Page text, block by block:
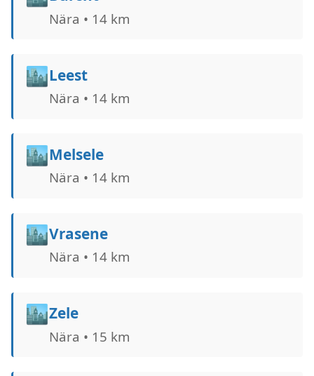
Nära • 14 km
🏙️Leest
Nära • 14 km
🏙️Melsele
Nära • 14 km
🏙️Vrasene
Nära • 14 km
🏙️Zele
Nära • 15 km